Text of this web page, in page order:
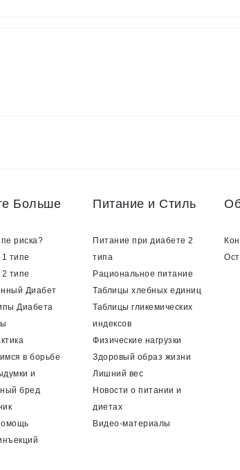
Больше
риска?
типе
типе
Диабет
Диабета
в борьбе
и
бред
Питание и Стиль
Питание при диабете 2
типа
Рациональное питание
Таблицы хлебных единиц
Таблицы гликемических
индексов
Физические нагрузки
Здоровый образ жизни
Лишний вес
Новости о питании и
диетах
Видео-материалы